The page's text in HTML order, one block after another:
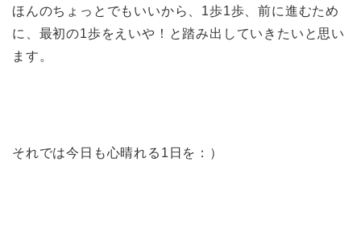
ほんのちょっとでもいいから、1歩1歩、前に進むため
に、最初の1歩をえいや！と踏み出していきたいと思い
ます。
それでは今日も心晴れる1日を：）